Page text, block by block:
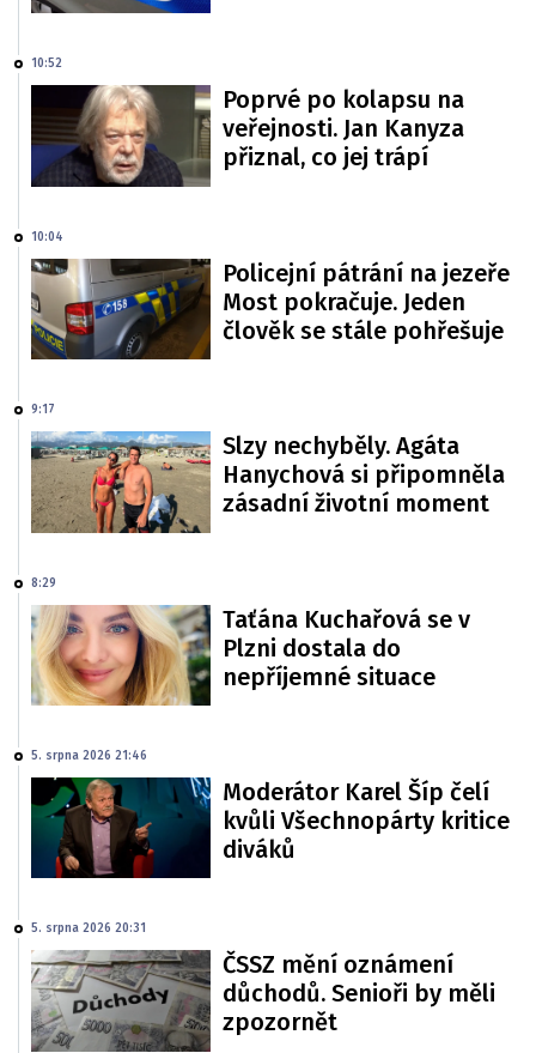
10:52
Poprvé po kolapsu na
veřejnosti. Jan Kanyza
přiznal, co jej trápí
10:04
Policejní pátrání na jezeře
Most pokračuje. Jeden
člověk se stále pohřešuje
9:17
Slzy nechyběly. Agáta
Hanychová si připomněla
zásadní životní moment
8:29
Taťána Kuchařová se v
Plzni dostala do
nepříjemné situace
5. srpna 2026 21:46
Moderátor Karel Šíp čelí
kvůli Všechnopárty kritice
diváků
5. srpna 2026 20:31
ČSSZ mění oznámení
důchodů. Senioři by měli
zpozornět